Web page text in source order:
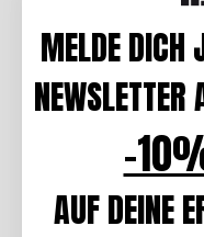
MELDE DICH
NEWSLETTER
-
AUF DEINE